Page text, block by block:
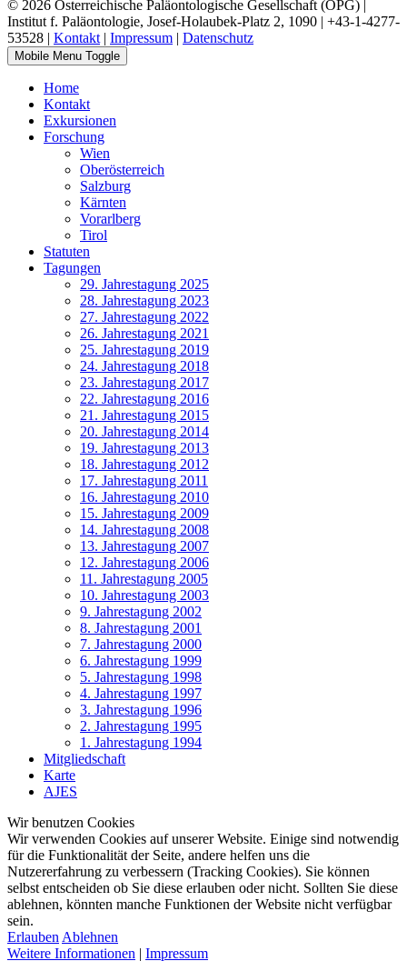
© 2026 Österreichische Paläontologische Gesellschaft (ÖPG) |
Institut f. Paläontologie, Josef-Holaubek-Platz 2, 1090 | +43-1-4277-
53528 | Kontakt | Impressum | Datenschutz
Mobile Menu Toggle
Home
Kontakt
Exkursionen
Forschung
Wien
Oberösterreich
Salzburg
Kärnten
Vorarlberg
Tirol
Statuten
Tagungen
29. Jahrestagung 2025
28. Jahrestagung 2023
27. Jahrestagung 2022
26. Jahrestagung 2021
25. Jahrestagung 2019
24. Jahrestagung 2018
23. Jahrestagung 2017
22. Jahrestagung 2016
21. Jahrestagung 2015
20. Jahrestagung 2014
19. Jahrestagung 2013
18. Jahrestagung 2012
17. Jahrestagung 2011
16. Jahrestagung 2010
15. Jahrestagung 2009
14. Jahrestagung 2008
13. Jahrestagung 2007
12. Jahrestagung 2006
11. Jahrestagung 2005
10. Jahrestagung 2003
9. Jahrestagung 2002
8. Jahrestagung 2001
7. Jahrestagung 2000
6. Jahrestagung 1999
5. Jahrestagung 1998
4. Jahrestagung 1997
3. Jahrestagung 1996
2. Jahrestagung 1995
1. Jahrestagung 1994
Mitgliedschaft
Karte
AJES
Wir benutzen Cookies
Wir verwenden Cookies auf unserer Website. Einige sind notwendig
für die Funktionalität der Seite, andere helfen uns die
Nutzererfahrung zu verbessern (Tracking Cookies). Sie können
selbst entscheiden ob Sie diese erlauben oder nicht. Sollten Sie diese
ablehnen, könnten manche Funktionen der Website nicht verfügbar
sein.
Erlauben Ablehnen
Weitere Informationen | Impressum